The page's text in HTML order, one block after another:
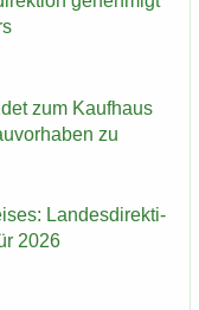
zum Kauf­haus
zu
Lan­des­di­rek­ti­
2026